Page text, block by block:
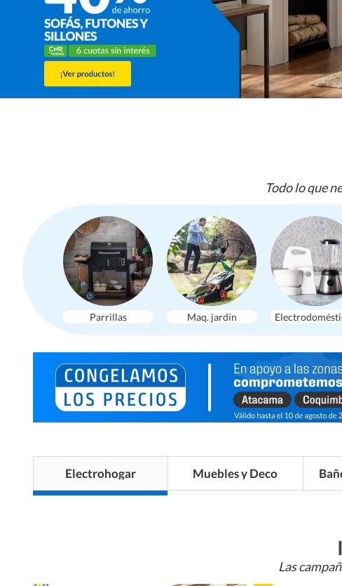
Todo lo que
Parrillas Maq. jardín
Electrohogar Muebles y Deco
Las